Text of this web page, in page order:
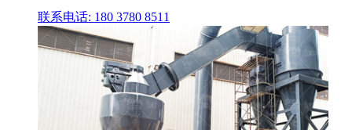
联系电话: 180 3780 8511